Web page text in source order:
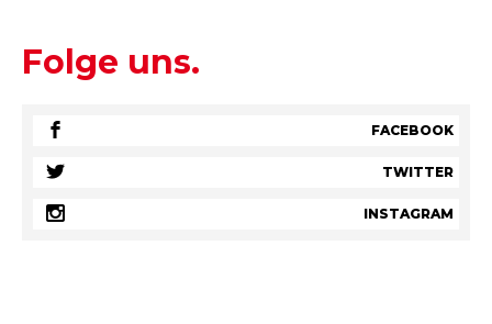
Folge uns.
FACEBOOK
TWITTER
INSTAGRAM